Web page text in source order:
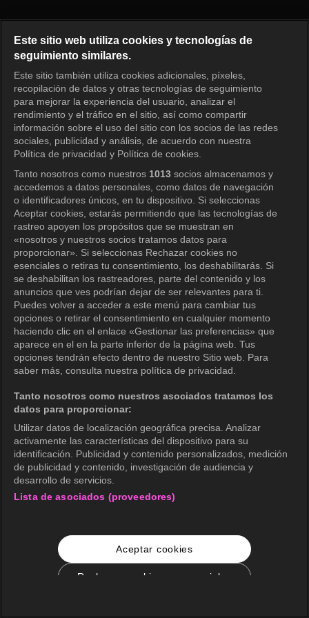
Iniciar sesión
Este sitio web utiliza cookies y tecnologías de
seguimiento similares.
Este sitio también utiliza cookies adicionales, píxeles,
recopilación de datos y otras tecnologías de seguimiento
para mejorar la experiencia del usuario, analizar el
rendimiento y el tráfico en el sitio, así como compartir
información sobre el uso del sitio con los socios de las redes
sociales, publicidad y análisis, de acuerdo con nuestra
Política de privacidad y Política de cookies.
Tanto nosotros como nuestros 1013 socios almacenamos y
accedemos a datos personales, como datos de navegación
o identificadores únicos, en tu dispositivo. Si seleccionas
Aceptar cookies, estarás permitiendo que las tecnologías de
rastreo apoyen los propósitos que se muestran en
«nosotros y nuestros socios tratamos datos para
proporcionar». Si seleccionas Rechazar cookies no
esenciales o retiras tu consentimiento, los deshabilitarás. Si
se deshabilitan los rastreadores, parte del contenido y los
anuncios que ves podrían dejar de ser relevantes para ti.
Puedes volver a acceder a este menú para cambiar tus
opciones o retirar el consentimiento en cualquier momento
haciendo clic en el enlace «Gestionar las preferencias» que
aparece en el en la parte inferior de la página web. Tus
opciones tendrán efecto dentro de nuestro Sitio web. Para
saber más, consulta nuestra política de privacidad.
Tanto nosotros como nuestros asociados tratamos los
datos para proporcionar:
Utilizar datos de localización geográfica precisa. Analizar
activamente las características del dispositivo para su
identificación. Publicidad y contenido personalizados, medición
de publicidad y contenido, investigación de audiencia y
desarrollo de servicios.
Lista de asociados (proveedores)
Aceptar cookies
Rechazar cookies no esenciales